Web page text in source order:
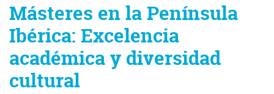
Másteres en la Península
Ibérica: Excelencia
académica y diversidad
cultural